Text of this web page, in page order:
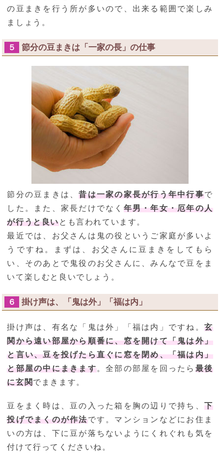
の豆まきを行う所が多いので、出来る範囲で楽しみ
ましょう。
５ 節分の豆まきは「一家の長」の仕事
節分の豆まきは、昔は一家の家長が行う年中行事で
した。また、家長だけでなく 年男・年女・厄年の人
が行うと良いとも言われています。
最近では、お父さんは鬼の役というご家庭が多いよ
うですね。まずは、お父さんに豆まきをしてもら
い、そのあとで鬼役のお父さんに、みんなで豆をま
いて楽しむと良いでしょう。
６ 掛け声は、「鬼は外」「福は内」
掛け声は、有名な「鬼は外」「福は内」ですね。 玄
関から遠い部屋から順番に、窓を開けて「鬼は外」
と言い、豆を投げたら直ぐに窓を閉め、「福は内」
と部屋の中にまきます。全部の部屋を回ったら 最後
に玄関でまきます。
豆をまく時は、豆の入った箱を胸の辺りで持ち、 下
投げでまくのが作法です。マンションなどにお住ま
いの方は、下に豆が落ちないようにくれぐれも気を
付けて行ってくださいね。